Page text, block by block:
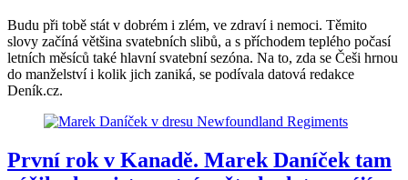
Budu při tobě stát v dobrém i zlém, ve zdraví i nemoci. Těmito
slovy začíná většina svatebních slibů, a s příchodem teplého počasí
letních měsíců také hlavní svatební sezóna. Na to, zda se Češi hrnou
do manželství i kolik jich zaniká, se podívala datová redakce
Deník.cz.
První rok v Kanadě. Marek Daníček tam